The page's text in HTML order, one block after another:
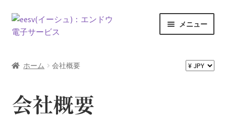
ナ
ビ
シ
へ
コ
ン
ツ
キ
メニュー
お問い合わせ
ホーム 会社概要
会社概要